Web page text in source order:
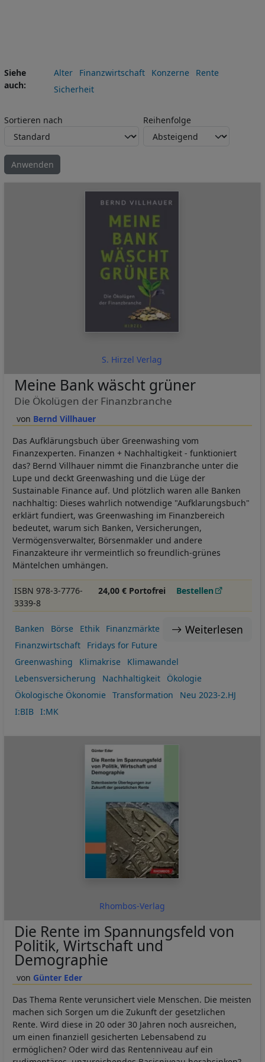
Siehe
auch
Alter Finanzwirtschaft Konzerne
Rente
Sicherheit
Sortieren nach Reihenfolge
S. Hirzel Verlag
Bernd Villhauer
Meine Bank wäscht grüner
Die Ökolügen der Finanzbranche
Das Aufklärungsbuch über Greenwashing vom
Finanzexperten. Finanzen + Nachhaltigkeit - funktioniert
das? Bernd Villhauer nimmt die Finanzbranche unter die
Lupe und deckt Greenwashing und die Lüge der
Sustainable Finance auf. Und plötzlich waren alle Banken
nachhaltig: Dieses wahrlich notwendige "Aufklarungsbuch"
erklärt fundiert, was Greenwashing im Finanzbereich
bedeutet, warum sich Banken, Versicherungen,
Vermögensverwalter, Börsenmakler und andere
Finanzakteure ihr vermeintlich so freundlich-grünes
Mäntelchen umhängen.
ISBN 978-3-7776-
3339-8
24,00 € Portofrei Bestellen
Weiterlesen
Banken Börse Ethik
Finanzmärkte
Finanzwirtschaft
Fridays for Future
Greenwashing
Klimakrise
Klimawandel
Lebensversicherung
Nachhaltigkeit
Ökologie
Ökologische Ökonomie
Transformation
Neu 2023-2.HJ
I:BIB
I:MK
Rhombos-Verlag
Günter Eder
Die Rente im Spannungsfeld von
Politik, Wirtschaft und
Demographie
Das Thema Rente verunsichert viele Menschen. Die meisten
machen sich Sorgen um die Zukunft der gesetzlichen
Rente. Wird diese in 20 oder 30 Jahren noch ausreichen,
um einen finanziell gesicherten Lebensabend zu
ermöglichen? Oder wird das Rentenniveau auf ein